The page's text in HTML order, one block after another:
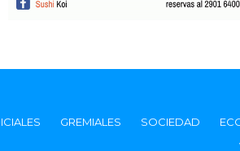
GREMIALES SOCIEDAD